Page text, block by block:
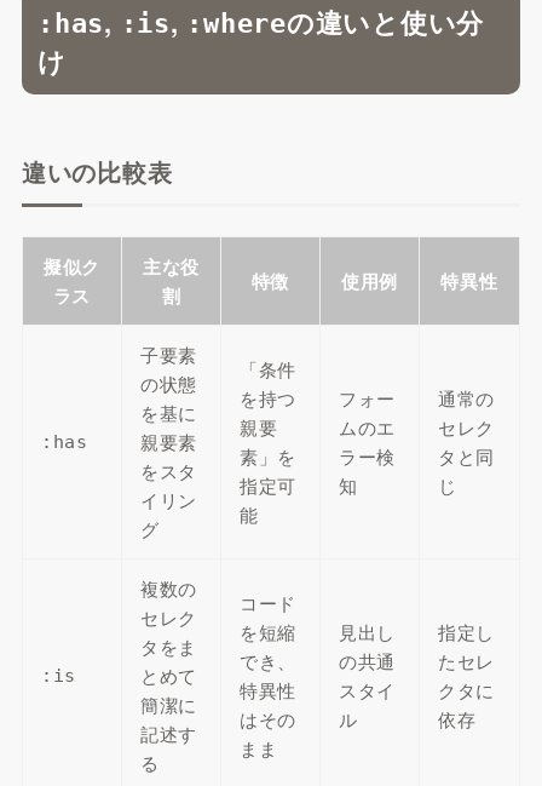
:has, :is, :whereの違いと使い分
け
違いの比較表
擬似ク
ラス
主な役
割
特徴 使用例 特異性
:has
子要素
の状態
を基に
親要素
をスタ
イリン
グ
「条件
を持つ
親要
素」を
指定可
能
フォー
ムのエ
ラー検
知
通常の
セレク
タと同
じ
:is
複数の
セレク
タをま
とめて
簡潔に
記述す
る
コード
を短縮
でき、
特異性
はその
まま
見出し
の共通
スタイ
ル
指定し
たセレ
クタに
依存